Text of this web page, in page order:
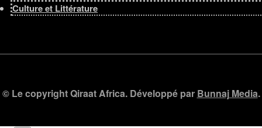
Culture et Littérature
© Le copyright Qiraat Africa. Développé par Bunnaj Media.